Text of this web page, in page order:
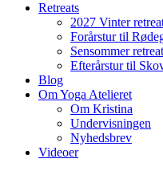
Retreats
2027 Vinter
Forårstur til
Sensommer
Efterårstur til
Blog
Om Yoga Atelieret
Om Kristina
Undervisningen
Nyhedsbrev
Videoer